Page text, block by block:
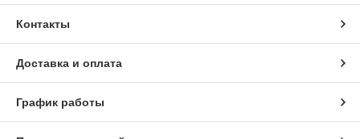
Контакты
Доставка и оплата
График работы